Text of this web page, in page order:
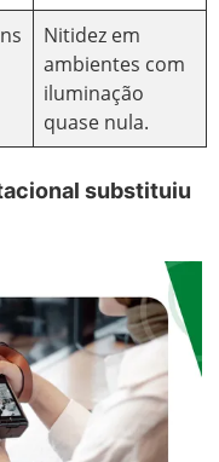
Nitidez em
ambientes com
iluminação
quase nula.
substituiu